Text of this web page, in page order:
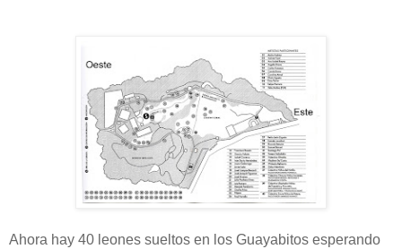
Ahora hay 40 leones sueltos en los Guayabitos esperando